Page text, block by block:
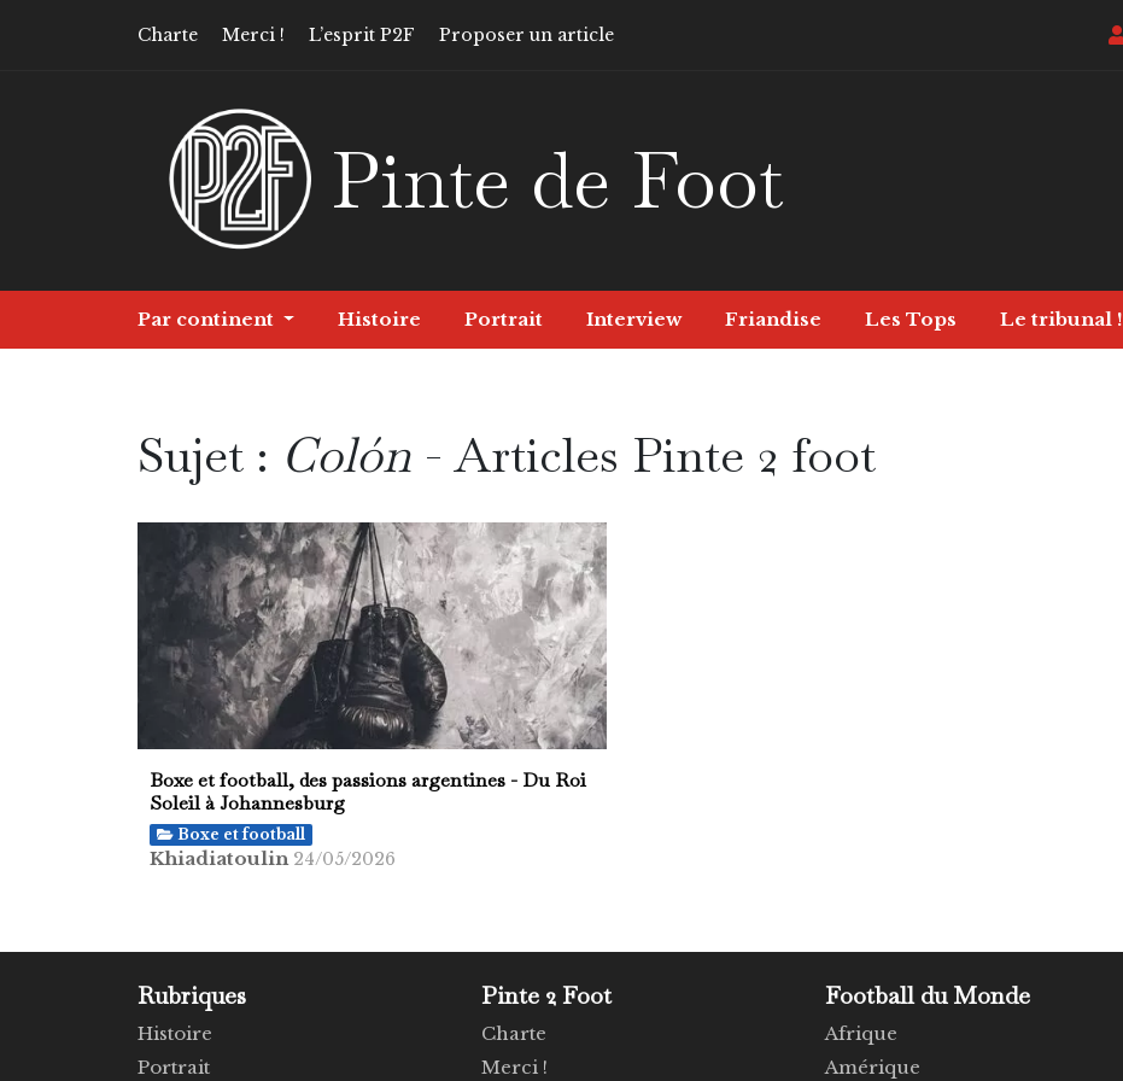
Charte Merci ! L’esprit P2F Proposer un article
Pinte de Foot
Par continent Histoire Portrait Interview Friandise Les Tops Le tribunal !
Sujet : Colón - Articles Pinte 2 foot
Boxe et football, des passions argentines - Du Roi
Soleil à Johannesburg
Boxe et football
Khiadiatoulin 24/05/2026
Rubriques
Histoire
Portrait
Pinte 2 Foot
Charte
Merci !
Football du Monde
Afrique
Amérique